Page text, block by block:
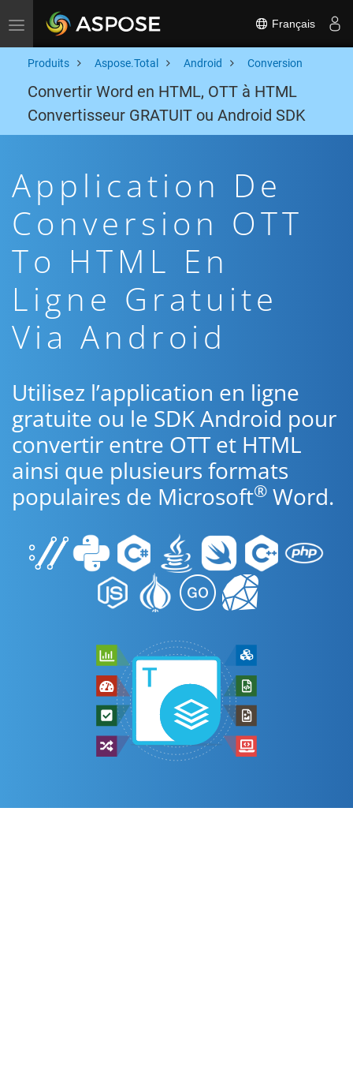
Toggle navigation Français
Produits Aspose.Total Android Conversion
Convertir Word en HTML, OTT à HTML
Convertisseur GRATUIT ou Android SDK
Application De
Conversion OTT
To HTML En
Ligne Gratuite
Via Android
Utilisez l’application en ligne
gratuite ou le SDK Android pour
convertir entre OTT et HTML
ainsi que plusieurs formats
populaires de Microsoft® Word.